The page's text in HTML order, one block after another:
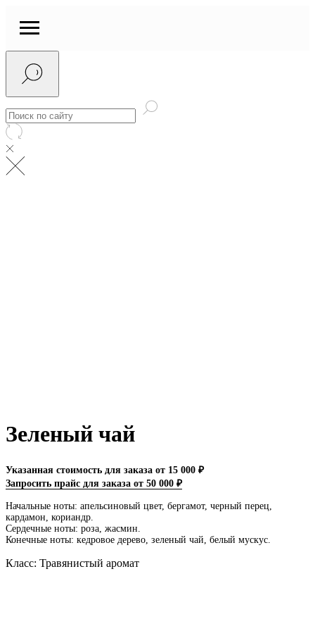
Зеленый чай
Указанная стоимость для заказа от 15 000 ₽
Запросить прайс для заказа от 50 000 ₽
Начальные ноты: апельсиновый цвет, бергамот, черный перец,
кардамон, кориандр.
Сердечные ноты: роза, жасмин.
Конечные ноты: кедровое дерево, зеленый чай, белый мускус.
Класс: Травянистый аромат